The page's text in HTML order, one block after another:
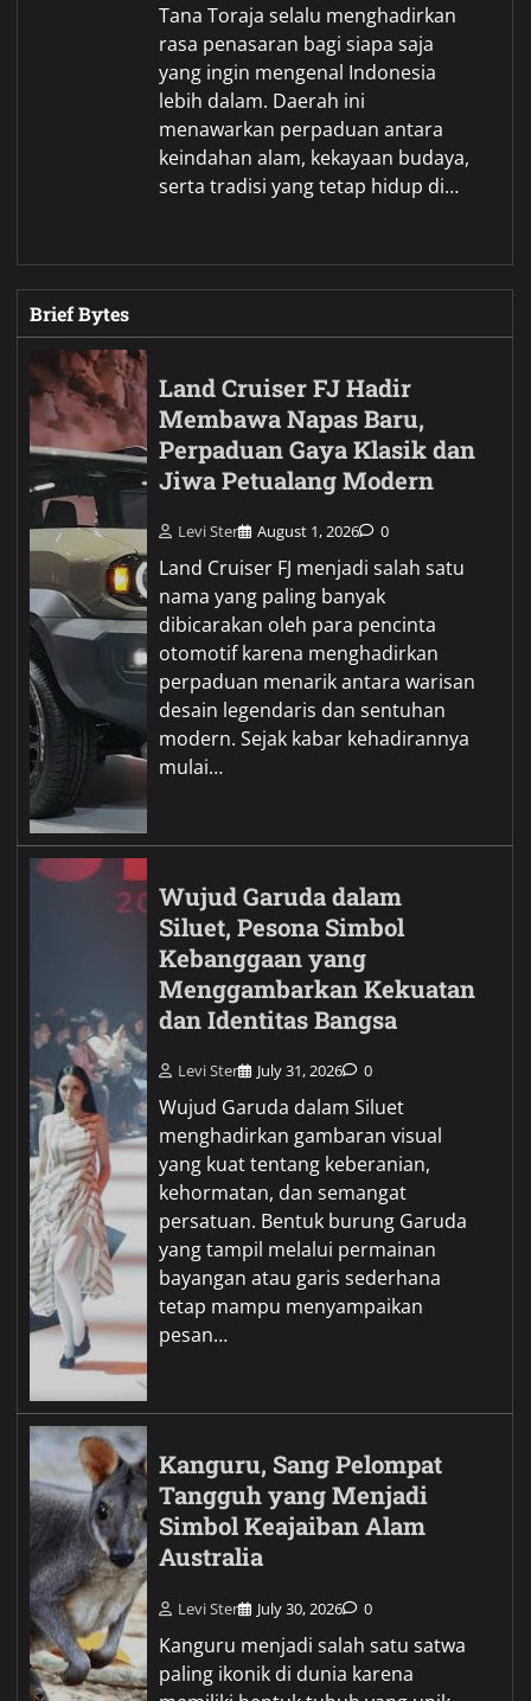
Tana Toraja selalu menghadirkan
rasa penasaran bagi siapa saja
yang ingin mengenal Indonesia
lebih dalam. Daerah ini
menawarkan perpaduan antara
keindahan alam, kekayaan budaya,
serta tradisi yang tetap hidup di…
Brief Bytes
Land Cruiser FJ Hadir
Membawa Napas Baru,
Perpaduan Gaya Klasik dan
Jiwa Petualang Modern
Levi Ster August 1, 2026 0
Land Cruiser FJ menjadi salah satu
nama yang paling banyak
dibicarakan oleh para pencinta
otomotif karena menghadirkan
perpaduan menarik antara warisan
desain legendaris dan sentuhan
modern. Sejak kabar kehadirannya
mulai…
Wujud Garuda dalam
Siluet, Pesona Simbol
Kebanggaan yang
Menggambarkan Kekuatan
dan Identitas Bangsa
Levi Ster July 31, 2026 0
Wujud Garuda dalam Siluet
menghadirkan gambaran visual
yang kuat tentang keberanian,
kehormatan, dan semangat
persatuan. Bentuk burung Garuda
yang tampil melalui permainan
bayangan atau garis sederhana
tetap mampu menyampaikan
pesan…
Kanguru, Sang Pelompat
Tangguh yang Menjadi
Simbol Keajaiban Alam
Australia
Levi Ster July 30, 2026 0
Kanguru menjadi salah satu satwa
paling ikonik di dunia karena